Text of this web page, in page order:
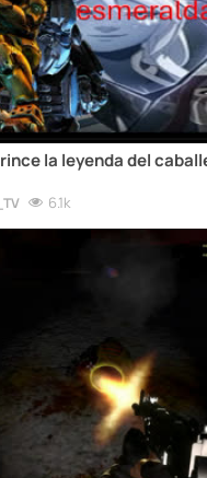
la leyenda del
6.1k